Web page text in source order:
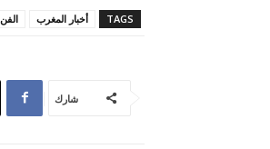
TAGS أخبار المغرب الفن
شارك